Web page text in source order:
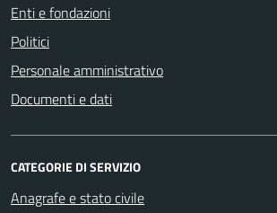
Enti e fondazioni
Politici
Personale amministrativo
Documenti e dati
CATEGORIE DI SERVIZIO
Anagrafe e stato civile